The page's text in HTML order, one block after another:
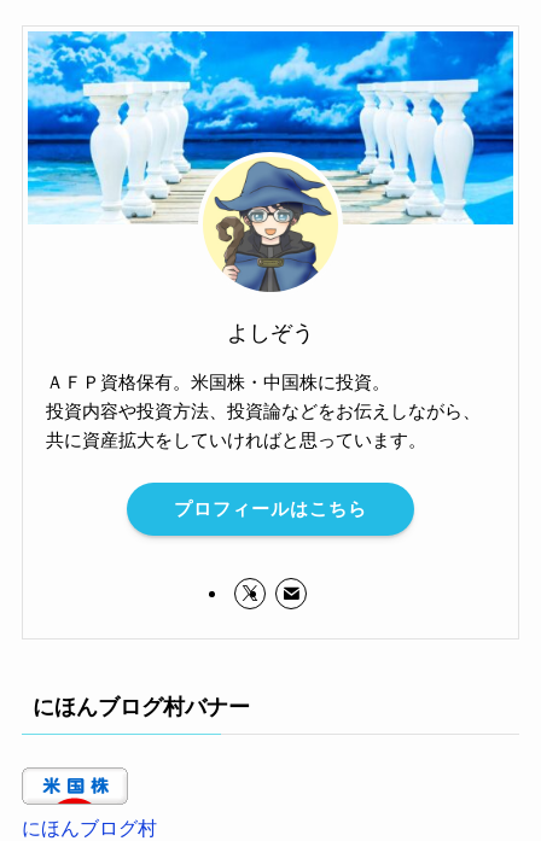
よしぞう
ＡＦＰ資格保有。米国株・中国株に投資。
投資内容や投資方法、投資論などをお伝えしながら、
共に資産拡大をしていければと思っています。
プロフィールはこちら
にほんブログ村バナー
にほんブログ村